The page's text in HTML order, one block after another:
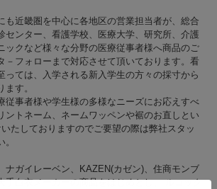
も近畿圏を中心に各地区の営業担当者が、総合
センター、看護学校、医療大学、研究所、介護
ックなど様々な分野の医療従事者様へ商品のご
－フォローまで対応させて頂いております。看
っては、入学される新入学生の方々の採寸から
す。
従事者様や学生様の多様なニーズにお応えすべ
ントネーム、ネームワッペンや裾のお直しとい
たしておりますのでご要望の際は弊社スタッ
ナガイレーベン、KAZEN(カゼン)、住商モンブ
手白衣メーカーの商品をはじめとし、 ルコック